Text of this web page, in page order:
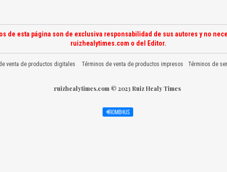
de esta página son de exclusiva responsabilidad de sus autores y no
ruizhealytimes.com o del Editor.
venta de productos digitales Términos de venta de productos impresos Términos de
ruizhealytimes.com © 2023 Ruiz Healy Times